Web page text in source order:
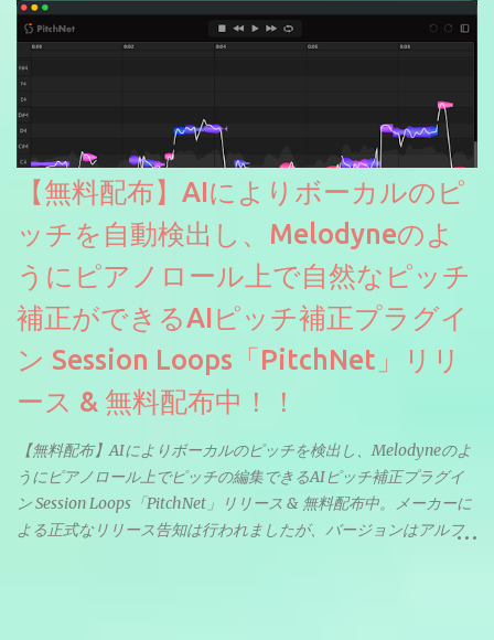
【無料配布】AIによりボーカルのピ
ッチを自動検出し、Melodyneのよ
うにピアノロール上で自然なピッチ
補正ができるAIピッチ補正プラグイ
ン Session Loops「PitchNet」リリ
ース & 無料配布中！！
【無料配布】AIによりボーカルのピッチを検出し、Melodyneのよ
うにピアノロール上でピッチの編集できるAIピッチ補正プラグイ
ン Session Loops「PitchNet」リリース & 無料配布中。メーカーに
よる正式なリリース告知は行われましたが、バージョンはアルフ